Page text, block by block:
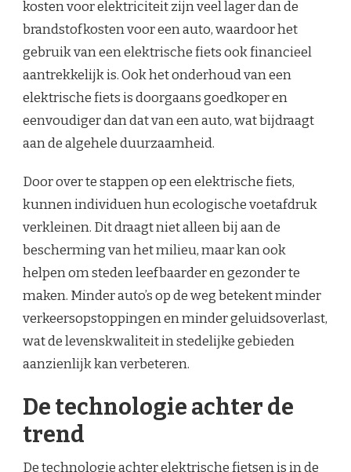
kosten voor elektriciteit zijn veel lager dan de
brandstofkosten voor een auto, waardoor het
gebruik van een elektrische fiets ook financieel
aantrekkelijk is. Ook het onderhoud van een
elektrische fiets is doorgaans goedkoper en
eenvoudiger dan dat van een auto, wat bijdraagt
aan de algehele duurzaamheid.
Door over te stappen op een elektrische fiets,
kunnen individuen hun ecologische voetafdruk
verkleinen. Dit draagt niet alleen bij aan de
bescherming van het milieu, maar kan ook
helpen om steden leefbaarder en gezonder te
maken. Minder auto’s op de weg betekent minder
verkeersopstoppingen en minder geluidsoverlast,
wat de levenskwaliteit in stedelijke gebieden
aanzienlijk kan verbeteren.
De technologie achter de
trend
De technologie achter elektrische fietsen is in de